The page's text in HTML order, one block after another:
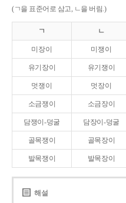
(ㄱ을 표준어로 삼고, ㄴ을 버림.)
ㄱ ㄴ
미장이 미쟁이
유기장이 유기쟁이
멋쟁이 멋장이
소금쟁이 소금장이
담쟁이-덩굴 담장이-덩굴
골목쟁이 골목장이
발목쟁이 발목장이
해설